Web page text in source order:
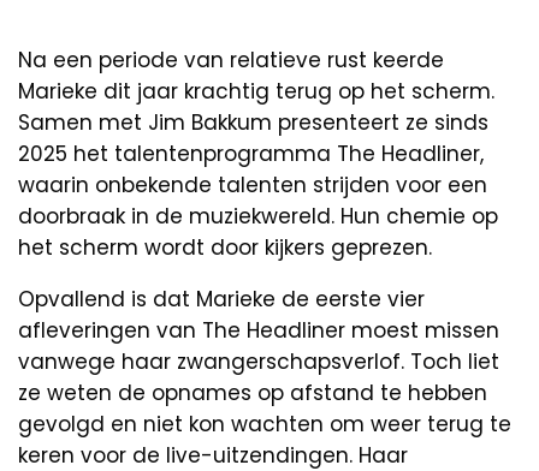
Na een periode van relatieve rust keerde
Marieke dit jaar krachtig terug op het scherm.
Samen met Jim Bakkum presenteert ze sinds
2025 het talentenprogramma The Headliner,
waarin onbekende talenten strijden voor een
doorbraak in de muziekwereld. Hun chemie op
het scherm wordt door kijkers geprezen.
Opvallend is dat Marieke de eerste vier
afleveringen van The Headliner moest missen
vanwege haar zwangerschapsverlof. Toch liet
ze weten de opnames op afstand te hebben
gevolgd en niet kon wachten om weer terug te
keren voor de live-uitzendingen. Haar